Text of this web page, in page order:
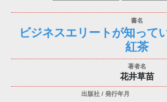
ビジネスエリートが知って
紅茶
花井草苗